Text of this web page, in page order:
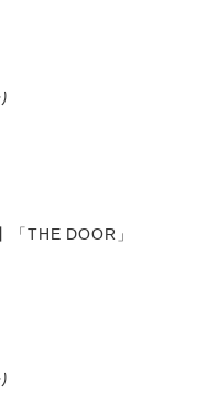
「THE DOOR」